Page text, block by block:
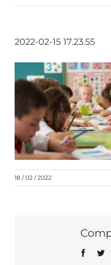
2022-02-15 17.23.55
18 / 02 / 2022